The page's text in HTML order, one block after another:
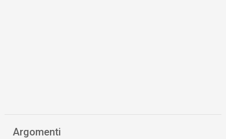
Argomenti